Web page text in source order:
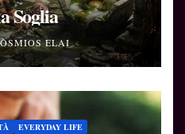
Soglia
ELAI
EVERYDAY LIFE